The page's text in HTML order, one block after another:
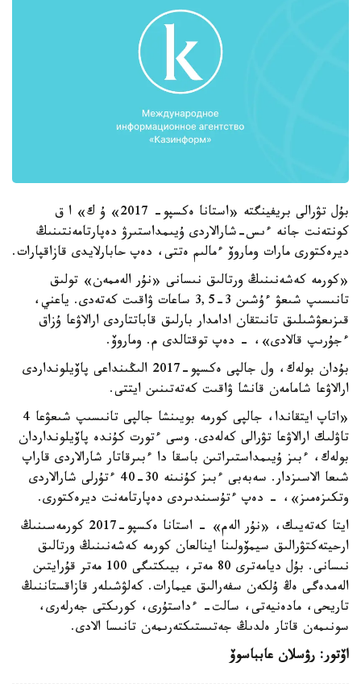
بۇل تۋرالى بريفينگتە «استانا ەكسپو- 2017» ۇ ك» ا ق
كونتەنت جانە ءىس-شارالاردى ۇيىمداستىرۋ دەپارتامەنتىنىڭ
ديرەكتورى مارات وماروۆ ءمالىم ەتتى، دەپ حابارلايدى قازاقپارات.
«كورمە كەشەنىنىڭ ورتالىق نىسانى «نۇر الەممەن» تولىق
تانىسىپ شىعۋ ءۇشىن 3-3,5 ساعات ۋاقىت كەتەدى. ياعني،
قىزىعۋشىلىق تانىتقان ادامدار بارلىق قاباتتاردى ارالاۋعا ۇزاق
ءجۇرىپ قالادى»، - دەپ توقتالدى م. وماروۆ.
بۇدان بولەك، ول جالپى ەكسپو-2017 الىڭىنداعى پاۆيلونداردى
ارالاۋعا شامامەن قانشا ۋاقىت كەتەتىنىن ايتتى.
«اتاپ ايتقاندا، جالپى كورمە بويىنشا جالپى تانىسىپ شىعۋعا 4
تاۋلىك ارالاۋعا تۋرالى كەلەدى. وسى ءتورت كۇندە پاۆيلونداردان
بولەك، ءبىز ۇيىمداستىراتىن باسقا دا ءبىرقاتار شارالاردى قاراپ
شىعا الاسىزدار. سەبەبى ءبىز كۇنىنە 30-40 ءتۇرلى شارالاردى
وتكىزەمىز»، - دەپ ءتۇسىندىردى دەپارتامەنت ديرەكتورى.
ايتا كەتەيىك، «نۇر الەم» - استانا ەكسپو-2017 كورمەسىنىڭ
ارحيتەكتۋرالىق سيمۆولىنا اينالعان كورمە كەشەنىنىڭ ورتالىق
نىسانى. بۇل ديامەترى 80 مەتر، بيىكتىگى 100 مەتر قۇرايتىن
الەمدەگى ەڭ ۇلكەن سفەرالىق عيمارات. كەلۋشىلەر قازاقستاننىڭ
تاريحى، مادەنيەتى، سالت- ءداستۇرى، كورىكتى جەرلەرى،
سونىمەن قاتار ەلدىڭ جەتىستىكتەرىمەن تانىسا الادى.
اۆتور: رۋسلان عابباسوۆ